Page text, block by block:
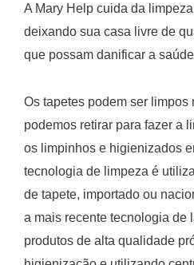
A Mary Help cuida da
deixando sua casa livre de
que possam danificar a
Os tapetes podem ser limpos
podemos retirar para fazer a
os limpinhos e higienizados
tecnologia de limpeza é
de tapete, importado ou
a mais recente tecnologia de
produtos de alta qualidade